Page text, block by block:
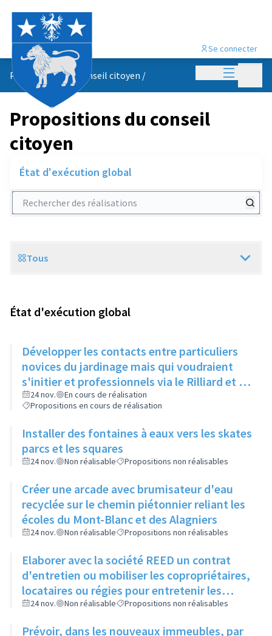
Menu
Se connecter
Propositions du conseil citoyen /
Propositions du conseil
citoyen
État d'exécution global
Rechercher des réalisations
Scope
Tous
État d'exécution global
Développer les contacts entre particuliers
novices du jardinage mais qui voudraient
s'initier et professionnels via le Rilliard et la
Maison de la Vie Locale
24 nov.
En cours de réalisation
Propositions en cours de réalisation
Installer des fontaines à eaux vers les skates
parcs et les squares
24 nov. Non réalisable Propositions non réalisables
Créer une arcade avec brumisateur d'eau
recyclée sur le chemin piétonnier reliant les
écoles du Mont-Blanc et des Alagniers
24 nov. Non réalisable Propositions non réalisables
Elaborer avec la société REED un contrat
d'entretien ou mobiliser les copropriétaires,
locataires ou régies pour entretenir les
espaces verts entre bâtiments
24 nov. Non réalisable Propositions non réalisables
Prévoir, dans les nouveaux immeubles, par